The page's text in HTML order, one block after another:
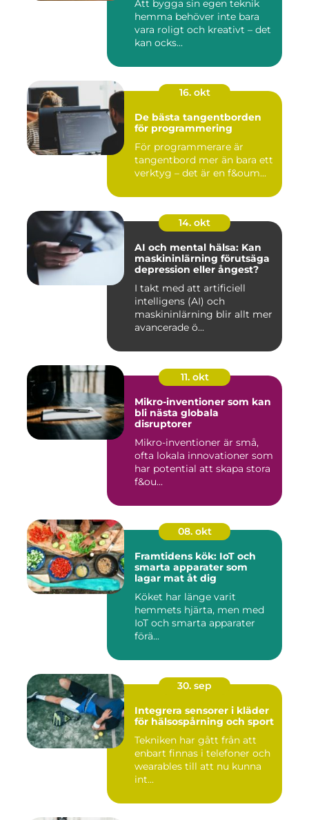
Att bygga sin egen teknik
hemma behöver inte bara
vara roligt och kreativt – det
kan ocks...
16. okt
De bästa tangentborden
för programmering
För programmerare är
tangentbord mer än bara ett
verktyg – det är en f&oum...
14. okt
AI och mental hälsa: Kan
maskininlärning förutsäga
depression eller ångest?
I takt med att artificiell
intelligens (AI) och
maskininlärning blir allt mer
avancerade ö...
11. okt
Mikro-inventioner som kan
bli nästa globala
disruptorer
Mikro-inventioner är små,
ofta lokala innovationer som
har potential att skapa stora
f&ou...
08. okt
Framtidens kök: IoT och
smarta apparater som
lagar mat åt dig
Köket har länge varit
hemmets hjärta, men med
IoT och smarta apparater
förä...
30. sep
Integrera sensorer i kläder
för hälsospårning och sport
Tekniken har gått från att
enbart finnas i telefoner och
wearables till att nu kunna
int...